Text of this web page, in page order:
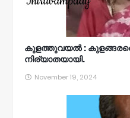
കുളത്തുവയൽ :
നിര്യാതയായി.
November 19, 2024